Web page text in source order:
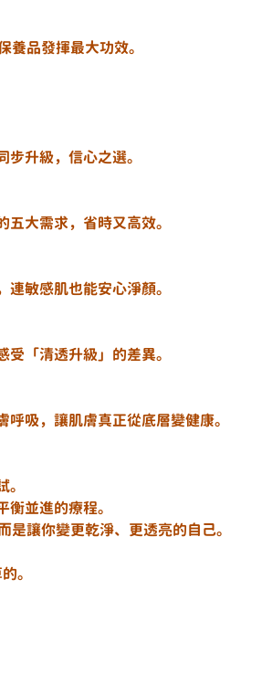
品發揮最大功效。
升級，信心之選。
大需求，省時又高效。
敏感肌也能安心淨顏。
「清透升級」的差異。
吸，讓肌膚真正從底層變健康。
並進的療程。
讓你變更乾淨、更透亮的自己。
。